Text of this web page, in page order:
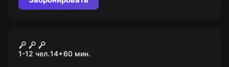
Ловушка
1-12 чел.14+60 мин.